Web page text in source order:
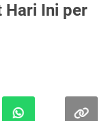
Hari Ini per